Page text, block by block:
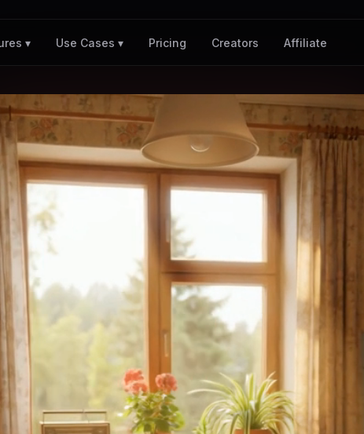
▾ Use Cases ▾ Pricing Creators Affiliate